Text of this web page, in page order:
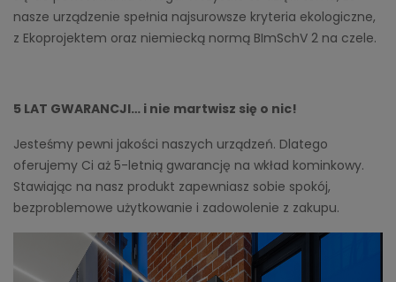
nasze urządzenie spełnia najsurowsze kryteria ekologiczne,
z Ekoprojektem oraz niemiecką normą BImSchV 2 na czele.
5 LAT GWARANCJI… i nie martwisz się o nic!
Jesteśmy pewni jakości naszych urządzeń. Dlatego
oferujemy Ci aż 5-letnią gwarancję na wkład kominkowy.
Stawiając na nasz produkt zapewniasz sobie spokój,
bezproblemowe użytkowanie i zadowolenie z zakupu.